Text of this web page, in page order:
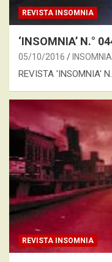
REVISTA INSOMNIA
‘INSOMNIA’ N.°
05/10/2016 INSOMNIA
REVISTA 'INSOMNIA'
REVISTA INSOMNIA